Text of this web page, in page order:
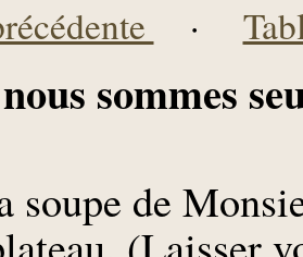
·
sommes
soupe de